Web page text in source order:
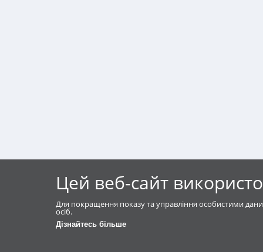
Цей веб-сайт
Для покращення показу та управління особистими
осіб.
Дізнайтесь більше